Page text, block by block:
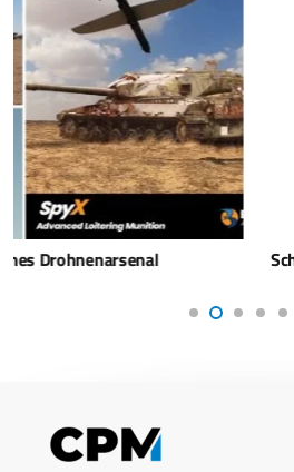
Schweiz sucht Patriot-Ersatz: